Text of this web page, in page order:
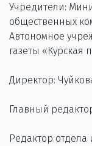
Учредители:
общественных
Автономное
газеты «Курская
Директор:
Главный
Редактор